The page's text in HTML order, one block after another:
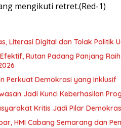
mengikuti retret.(Red-1)
Literasi Digital dan Tolak Politik
Rutan Padang Panjang
Perkuat Demokrasi yang Inklusif
Jadi Kunci Keberhasilan
Kritis Jadi Pilar
HMI Cabang Semarang dan